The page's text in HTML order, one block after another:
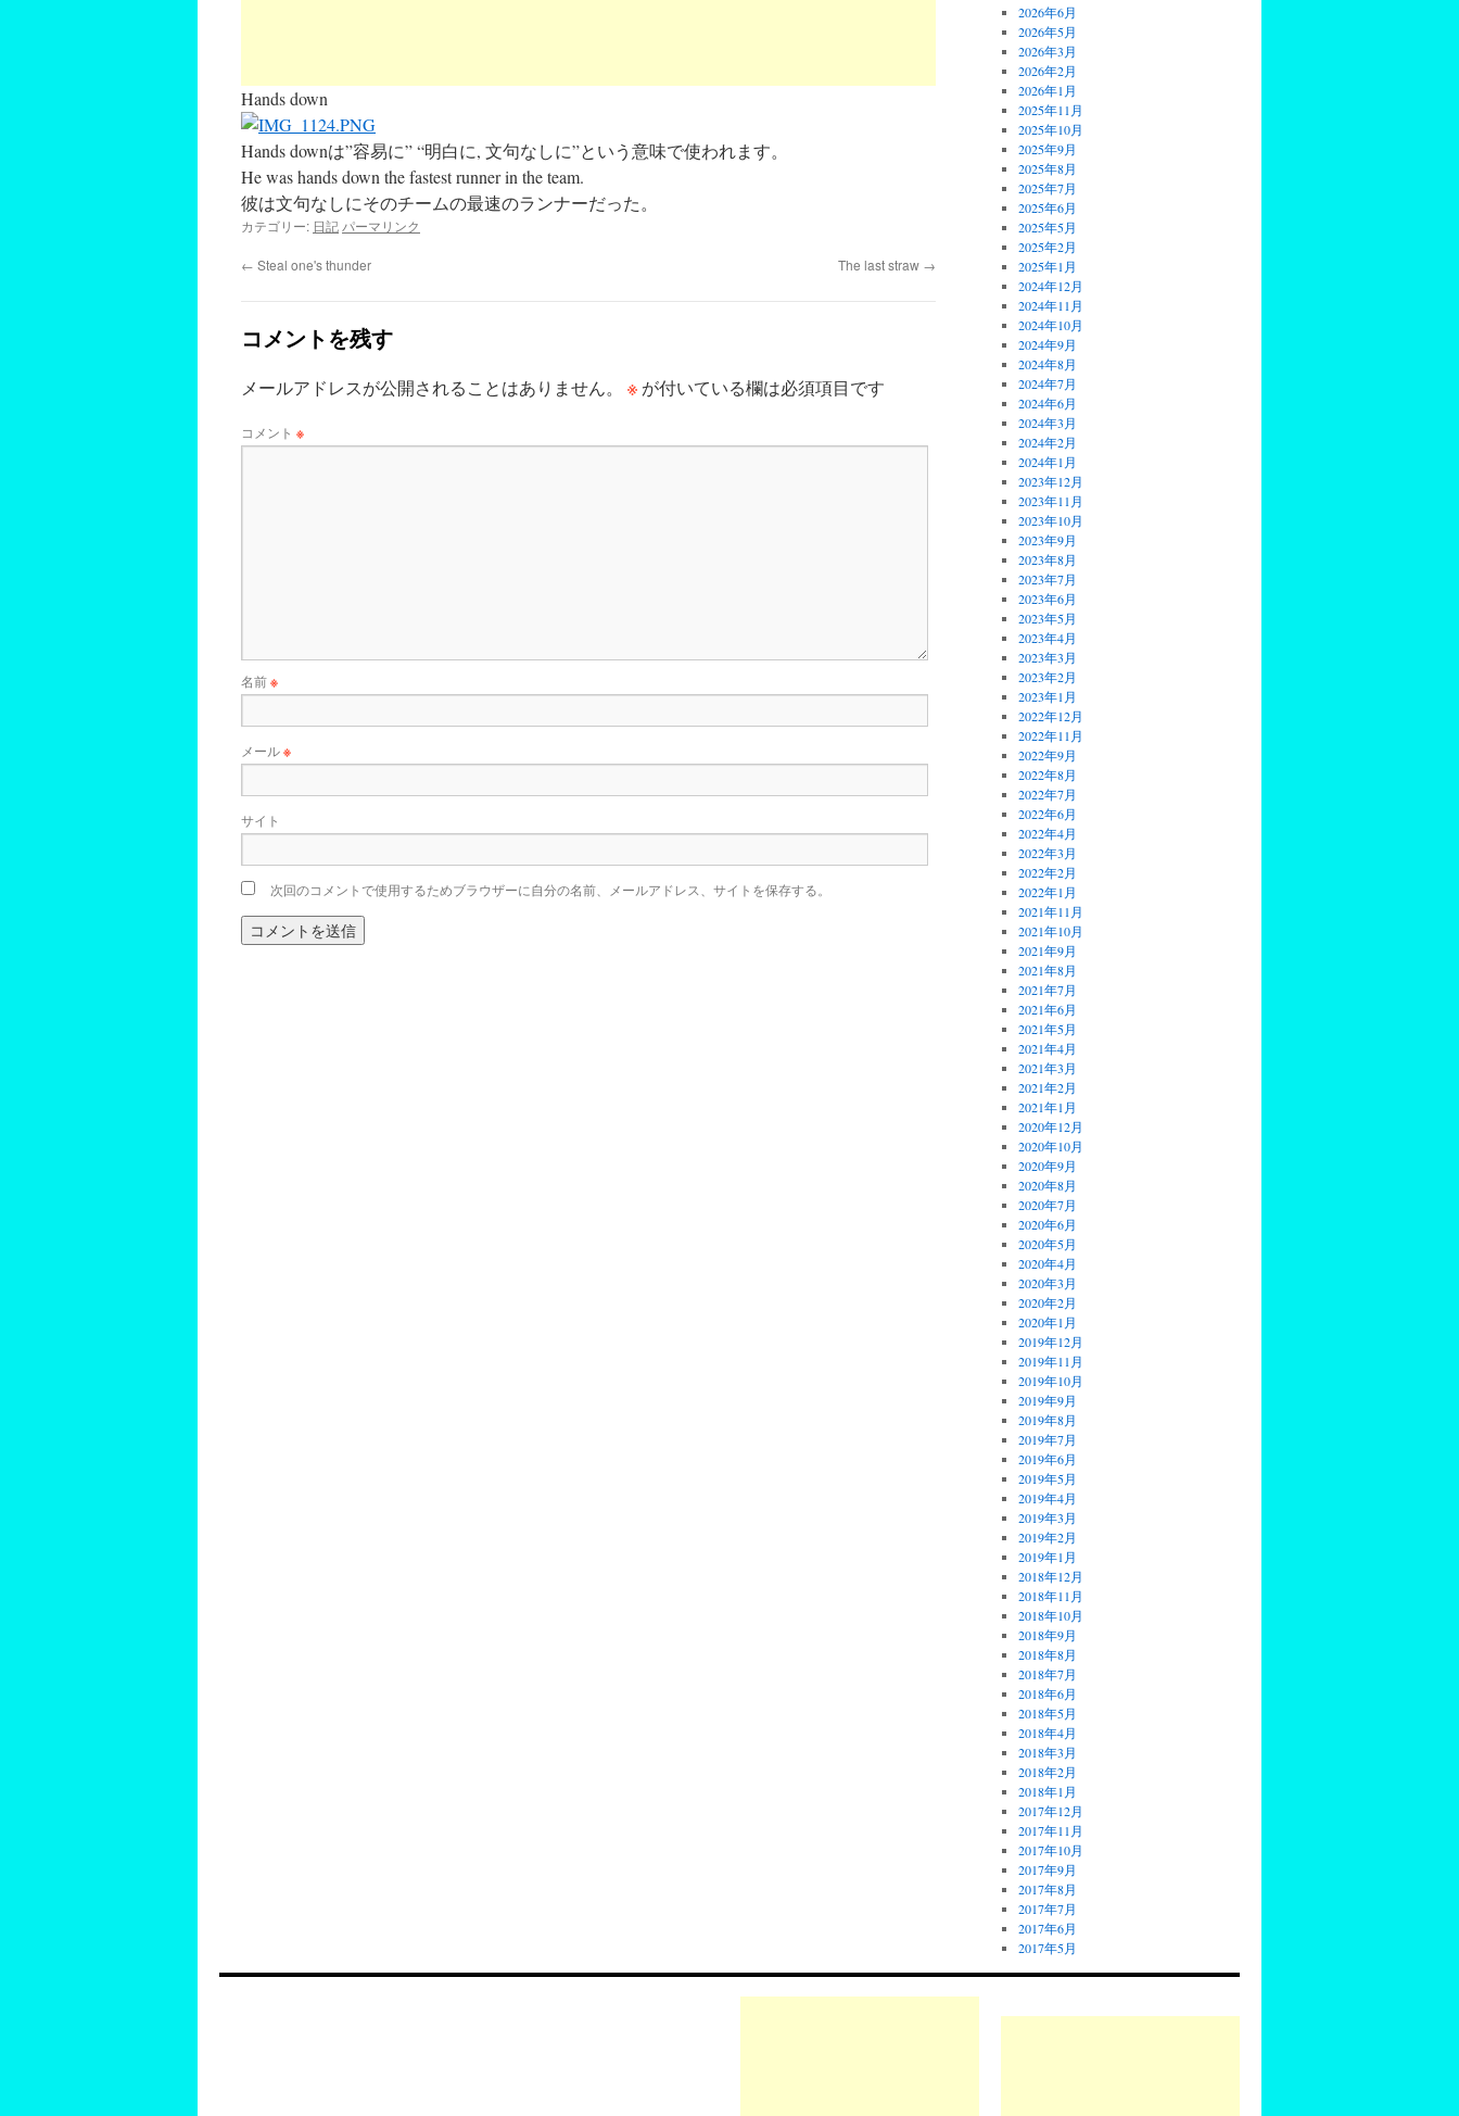
Hands down
Hands downは”容易に” “明白に, 文句なしに”という意味で使われます。
He was hands down the fastest runner in the team.
彼は文句なしにそのチームの最速のランナーだった。
カテゴリー: 日記 パーマリンク
← Steal one's thunder The last straw →
コメントを残す
メールアドレスが公開されることはありません。 ※ が付いている欄は必須項目です
コメント ※
名前※
メール※
サイト
次回のコメントで使用するためブラウザーに自分の名前、メールアドレス、サイトを保存する。
2026年6月
2026年5月
2026年3月
2026年2月
2026年1月
2025年11月
2025年10月
2025年9月
2025年8月
2025年7月
2025年6月
2025年5月
2025年2月
2025年1月
2024年12月
2024年11月
2024年10月
2024年9月
2024年8月
2024年7月
2024年6月
2024年3月
2024年2月
2024年1月
2023年12月
2023年11月
2023年10月
2023年9月
2023年8月
2023年7月
2023年6月
2023年5月
2023年4月
2023年3月
2023年2月
2023年1月
2022年12月
2022年11月
2022年9月
2022年8月
2022年7月
2022年6月
2022年4月
2022年3月
2022年2月
2022年1月
2021年11月
2021年10月
2021年9月
2021年8月
2021年7月
2021年6月
2021年5月
2021年4月
2021年3月
2021年2月
2021年1月
2020年12月
2020年10月
2020年9月
2020年8月
2020年7月
2020年6月
2020年5月
2020年4月
2020年3月
2020年2月
2020年1月
2019年12月
2019年11月
2019年10月
2019年9月
2019年8月
2019年7月
2019年6月
2019年5月
2019年4月
2019年3月
2019年2月
2019年1月
2018年12月
2018年11月
2018年10月
2018年9月
2018年8月
2018年7月
2018年6月
2018年5月
2018年4月
2018年3月
2018年2月
2018年1月
2017年12月
2017年11月
2017年10月
2017年9月
2017年8月
2017年7月
2017年6月
2017年5月